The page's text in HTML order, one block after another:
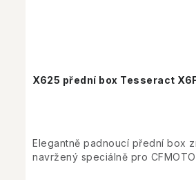
X625 přední box Tesseract
Elegantně padnoucí přední box
navržený speciálně pro CFMOTO